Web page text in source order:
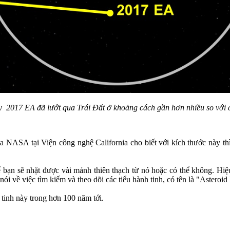
2017 EA đã lướt qua Trái Đất ở khoảng cách gần hơn nhiều so với
NASA tại Viện công nghệ California cho biết với kích thước này
sẽ nhặt được vài mảnh thiên thạch từ nó hoặc có thể không.
về việc tìm kiếm và theo dõi các tiểu hành tinh, có tên là
này trong hơn 100 năm tới.